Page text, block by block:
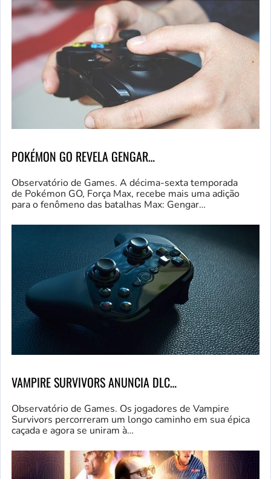
POKÉMON GO REVELA GENGAR…
Observatório de Games. A décima-sexta temporada
de Pokémon GO, Força Max, recebe mais uma adição
para o fenômeno das batalhas Max: Gengar…
VAMPIRE SURVIVORS ANUNCIA DLC…
Observatório de Games. Os jogadores de Vampire
Survivors percorreram um longo caminho em sua épica
caçada e agora se uniram à…